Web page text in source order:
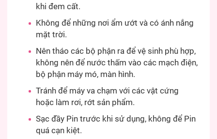
khi đem cất.
Không để những nơi ẩm ướt và có ánh nắng
mặt trời.
Nên tháo các bộ phận ra để vệ sinh phù hợp,
không nên để nước thấm vào các mạch điện,
bộ phận máy mó, màn hình.
Tránh để máy va chạm với các vật cứng
hoặc làm rơi, rớt sản phẩm.
Sạc đầy Pin trước khi sử dụng, không để Pin
quá cạn kiệt.